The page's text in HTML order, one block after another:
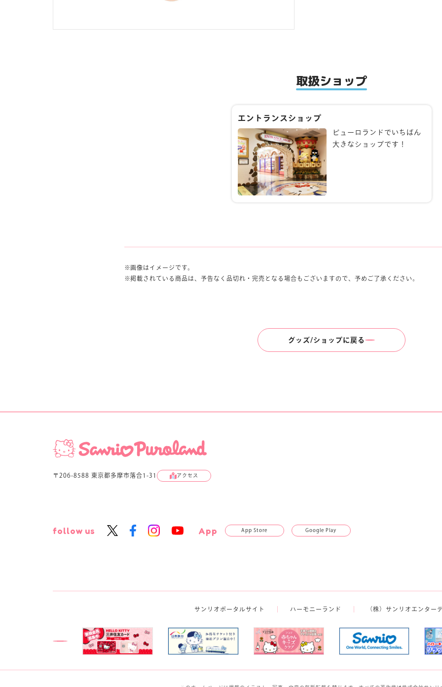
取扱ショップ
エントランスショップ
ピューロランドでいちばん
大きなショップです！
画像はイメージです。
掲載されている商品は、予告なく品切れ・完売となる場合もございますので、予めご了承ください。
グッズ/ショップに戻る
〒206-8588 東京都多摩市落合1-31 アクセス
follow us App App Store Google Play
サンリオポータルサイト ハーモニーランド （株）サンリオエンター